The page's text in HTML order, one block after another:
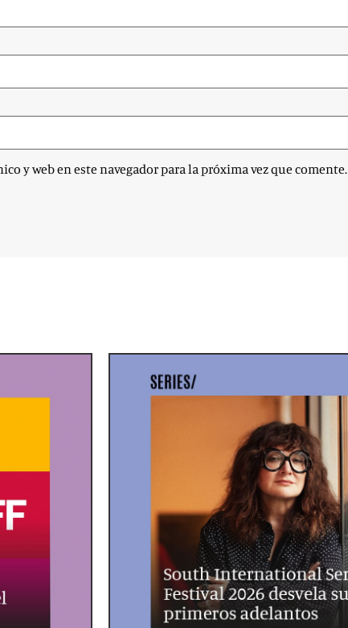
y web en este navegador para la próxima vez que comente.